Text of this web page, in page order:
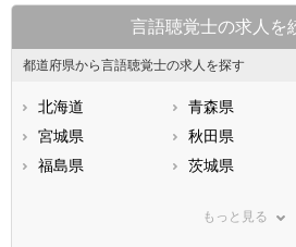
言語聴覚士の求人を
都道府県から言語聴覚士の求人を探す
北海道 青森県
宮城県
秋田県
福島県
茨城県
神奈川県
もっと見る